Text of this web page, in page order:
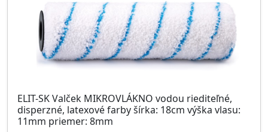
ELIT-SK Valček MIKROVLÁKNO vodou riediteľné,
disperzné, latexové farby šírka: 18cm výška vlasu:
11mm priemer: 8mm